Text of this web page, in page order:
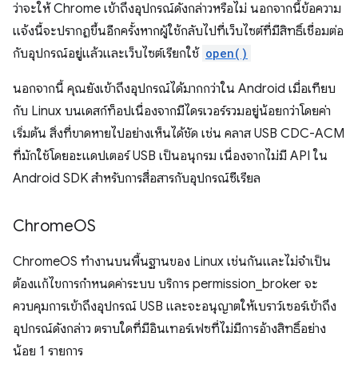
ว่าจะให้ Chrome เข้าถึงอุปกรณ์ดังกล่าวหรือไม่ นอกจากนี้ข้อความ
แจ้งนี้จะปรากฏขึ้นอีกครั้งหากผู้ใช้กลับไปที่เว็บไซต์ที่มีสิทธิ์เชื่อมต่อ
กับอุปกรณ์อยู่แล้วและเว็บไซต์เรียกใช้ open()
นอกจากนี้ คุณยังเข้าถึงอุปกรณ์ได้มากกว่าใน Android เมื่อเทียบ
กับ Linux บนเดสก์ท็อปเนื่องจากมีไดรเวอร์รวมอยู่น้อยกว่าโดยค่า
เริ่มต้น สิ่งที่ขาดหายไปอย่างเห็นได้ชัด เช่น คลาส USB CDC-ACM
ที่มักใช้โดยอะแดปเตอร์ USB เป็นอนุกรม เนื่องจากไม่มี API ใน
Android SDK สำหรับการสื่อสารกับอุปกรณ์ซีเรียล
ChromeOS
ChromeOS ทำงานบนพื้นฐานของ Linux เช่นกันและไม่จำเป็น
ต้องแก้ไขการกําหนดค่าระบบ บริการ permission_broker จะ
ควบคุมการเข้าถึงอุปกรณ์ USB และจะอนุญาตให้เบราว์เซอร์เข้าถึง
อุปกรณ์ดังกล่าว ตราบใดที่มีอินเทอร์เฟซที่ไม่มีการอ้างสิทธิ์อย่าง
น้อย 1 รายการ